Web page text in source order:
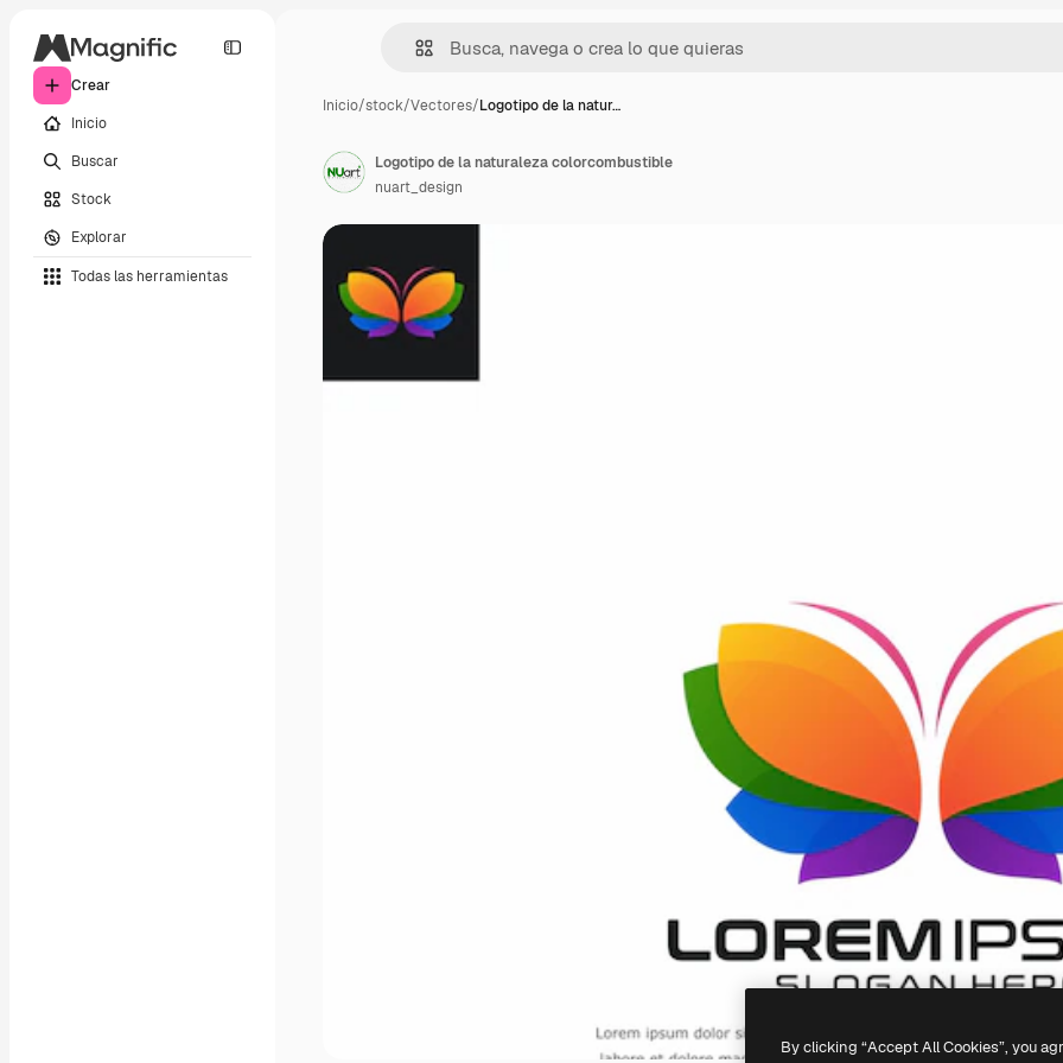
Crear
Inicio
Buscar
Stock
Explorar
Todas las herramientas
Inicio/stock/Vectores/Logotipo de la natur…
Logotipo de la naturaleza colorcombustible
nuart_design
By clicking “Accept All Cookies”, you